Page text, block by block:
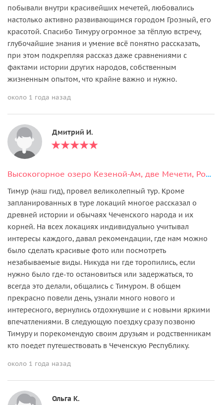
побывали внутри красивейших мечетей, любовались
настолько активно развивающимся городом Грозный, его
красотой. Спасибо Тимуру огромное за тёплую встречу,
глубочайшие знания и умение всё понятно рассказать,
при этом подкрепляя рассказ даже сравнениями с
фактами истории других народов, собственным
жизненным опытом, что крайне важно и нужно.
около 1 года назад
Дмитрий И.
Высокогорное озеро Кезеной-Ам, две Мечети, Родник и город Хой
Тимур (наш гид), провел великолепный тур. Кроме
запланированных в туре локаций многое рассказал о
древней истории и обычаях Чеченского народа и их
корней. На всех локациях индивидуально учитывал
интересы каждого, давал рекомендации, где нам можно
было сделать красивые фото или посмотреть
незабываемые виды. Никуда ни где торопились, если
нужно было где-то остановиться или задержаться, то
всегда это делали, общались с Тимуром. В общем
прекрасно повели день, узнали много нового и
интересного, вернулись отдохнувшие и с новыми яркими
впечатлениями. В следующую поездку сразу позвоню
Тимуру и порекомендую своим друзьям и родственникам
кто поедет путешествовать в Чеченскую Республику.
около 1 года назад
Ольга К.